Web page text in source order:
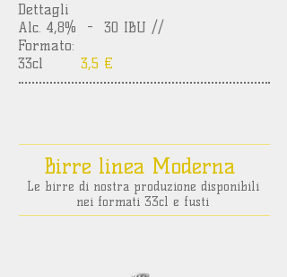
Dettagli
Alc. 4,8%
- 30 IBU //
Formato:
33cl 3,5 €
Birre linea Moderna
Le birre di nostra produzione disponibili
nei formati 33cl e fusti